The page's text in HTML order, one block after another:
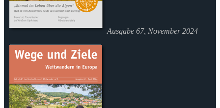
Ausgabe 67, November 2024